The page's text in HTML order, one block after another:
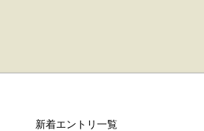
新着エントリ一覧